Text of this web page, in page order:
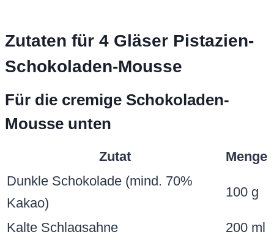
Zutaten für 4 Gläser Pistazien-
Schokoladen-Mousse
Für die cremige Schokoladen-
Mousse unten
Zutat
Menge
Dunkle Schokolade (mind. 70%
Kakao)
100 g
Kalte Schlagsahne
200 ml